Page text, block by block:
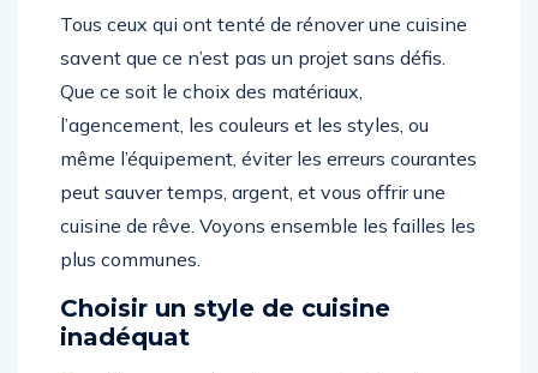
Tous ceux qui ont tenté de rénover une cuisine
savent que ce n’est pas un projet sans défis.
Que ce soit le choix des matériaux,
l’agencement, les couleurs et les styles, ou
même l’équipement, éviter les erreurs courantes
peut sauver temps, argent, et vous offrir une
cuisine de rêve. Voyons ensemble les failles les
plus communes.
Choisir un style de cuisine
inadéquat